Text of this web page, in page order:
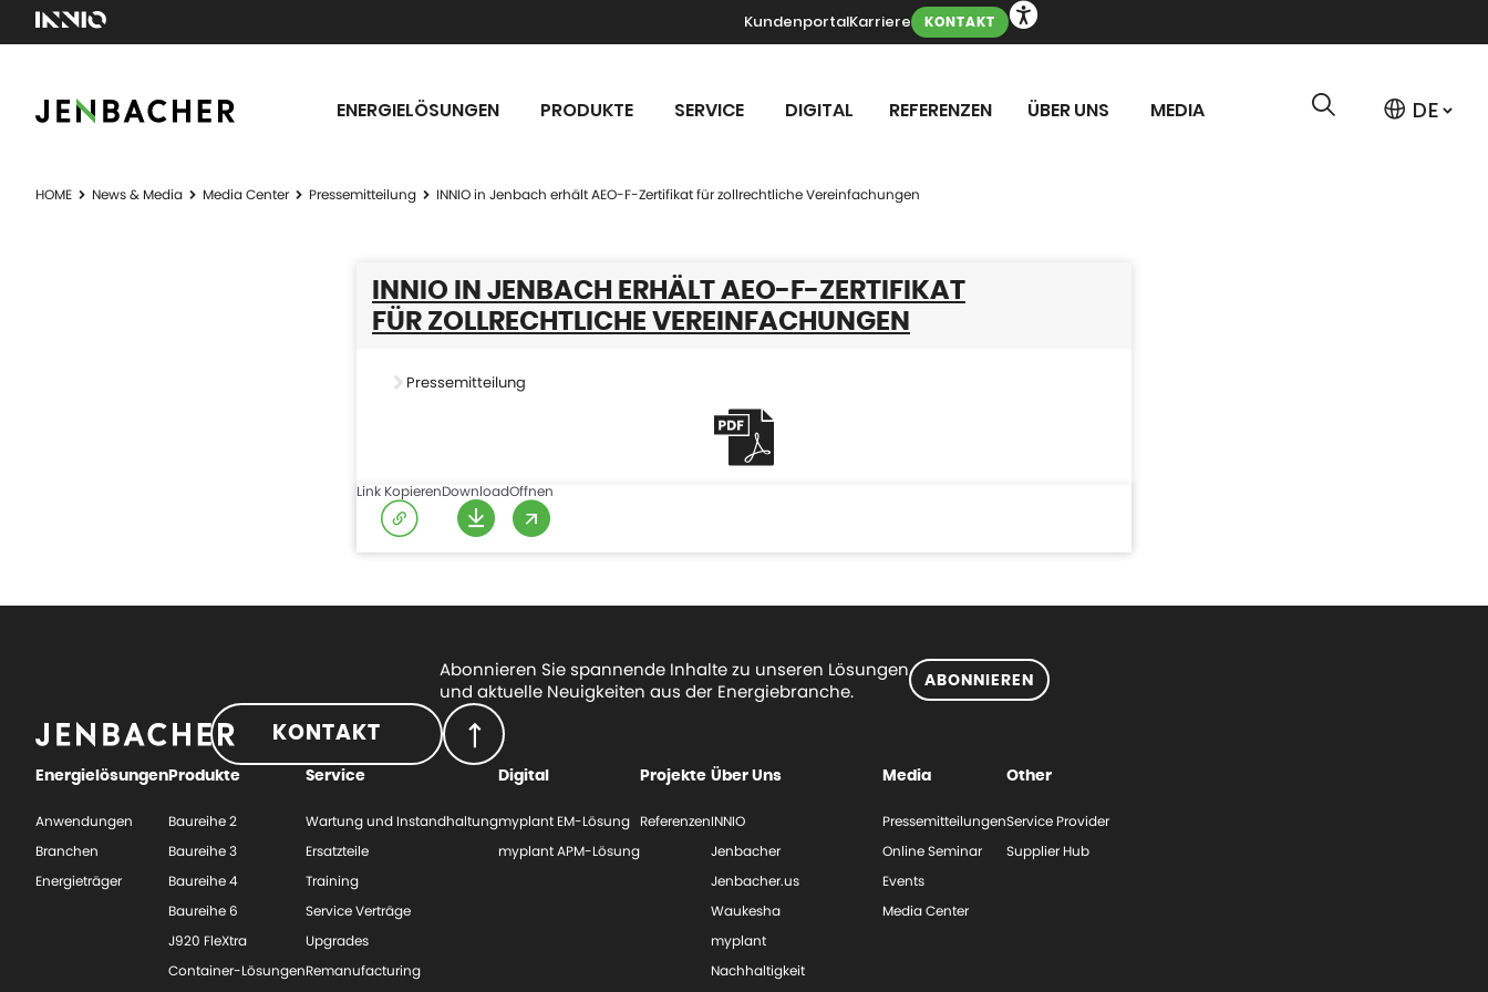
KundenportalKarriere KONTAKT
ENERGIELÖSUNGEN PRODUKTE SERVICE DIGITAL REFERENZEN ÜBER UNS MEDIA
HOME News & Media Media Center Pressemitteilung INNIO in Jenbach erhält AEO-F-Zertifikat für zollrechtliche Vereinfachungen
INNIO IN JENBACH ERHÄLT AEO-F-ZERTIFIKAT
FÜR ZOLLRECHTLICHE VEREINFACHUNGEN
Pressemitteilung
Link KopierenDownloadOffnen
Abonnieren Sie spannende Inhalte zu unseren Lösungen
und aktuelle Neuigkeiten aus der Energiebranche.
ABONNIEREN
KONTAKT
Energielösungen
Anwendungen
Branchen
Energieträger
Produkte
Baureihe 2
Baureihe 3
Baureihe 4
Baureihe 6
J920 FleXtra
Container-Lösungen
Service
Wartung und Instandhaltung
Ersatzteile
Training
Service Verträge
Upgrades
Remanufacturing
Digital
myplant EM-Lösung
myplant APM-Lösung
Projekte
Referenzen
Über Uns
INNIO
Jenbacher
Jenbacher.us
Waukesha
myplant
Nachhaltigkeit
Media
Pressemitteilungen
Online Seminar
Events
Media Center
Other
Service Provider
Supplier Hub